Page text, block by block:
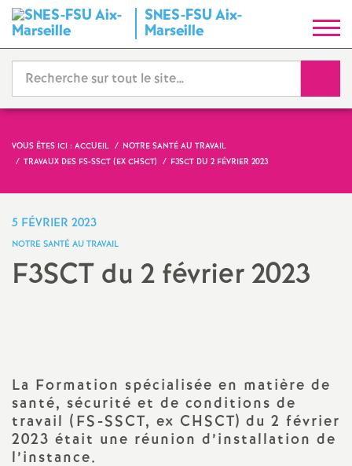
SNES-FSU Aix-
Marseille
y
n
d
i
a
a
t
VOUS ÊTES ICI : ACCUEIL
NOTRE SANTÉ AU TRAVAIL
TRAVAUX DES FS-SSCT (EX CHSCT)
F3SCT DU 2 FÉVRIER 2023
5 FÉVRIER 2023
NOTRE SANTÉ AU TRAVAIL
F3SCT du 2 février 2023
La Formation spécialisée en matière de
santé, sécurité et de conditions de
travail (FS-SSCT, ex CHSCT) du 2 février
2023 était une réunion d’installation de
l’instance.